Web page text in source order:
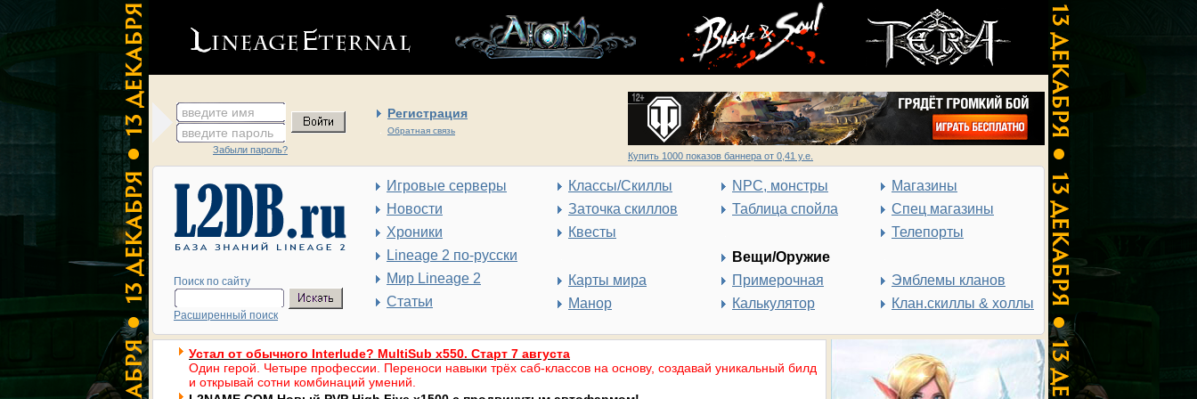
введите имя Регистрация
Обратная связь
введите пароль
Забыли пароль?
Купить 1000 показов баннера от 0,41 у.е.
Поиск по сайту
Расширенный поиск
Игровые серверы
Новости
Хроники
Lineage 2 по-русски
Мир Lineage 2
Статьи
Классы/Скиллы
Заточка скиллов
Квесты
Карты мира
Манор
NPC, монстры
Таблица спойла
Вещи/Оружие
Примерочная
Калькулятор
Магазины
Спец магазины
Телепорты
Эмблемы кланов
Клан.скиллы & холлы
Устал от обычного Interlude? MultiSub x550. Старт 7 августа
Один герой. Четыре профессии. Переноси навыки трёх саб-классов на основу, создавай уникальный билд
и открывай сотни комбинаций умений.